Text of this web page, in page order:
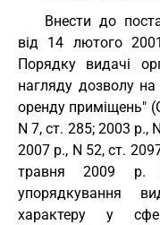
Внести до
від 14 лютого
Порядку видачі
нагляду дозволу
оренду приміщень"
N 7, ст. 285; 2003 р.,
2007 р., N 52, ст.
травня 2009 р.
упорядкування
характеру у